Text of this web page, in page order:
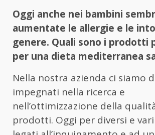
Oggi anche nei bambini
aumentate le allergie e le
genere. Quali sono i prodotti
per una dieta mediterranea
Nella nostra azienda ci siamo
impegnati nella ricerca e
nell’ottimizzazione della
prodotti. Oggi per diversi e